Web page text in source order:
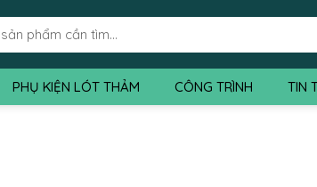
PHỤ KIỆN LÓT THẢM CÔNG TRÌNH TIN